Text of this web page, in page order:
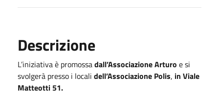
Descrizione
L’iniziativa è promossadall’Associazione Arturo e si
svolgerà presso i locali dell’Associazione Polis, in Viale
Matteotti 51.